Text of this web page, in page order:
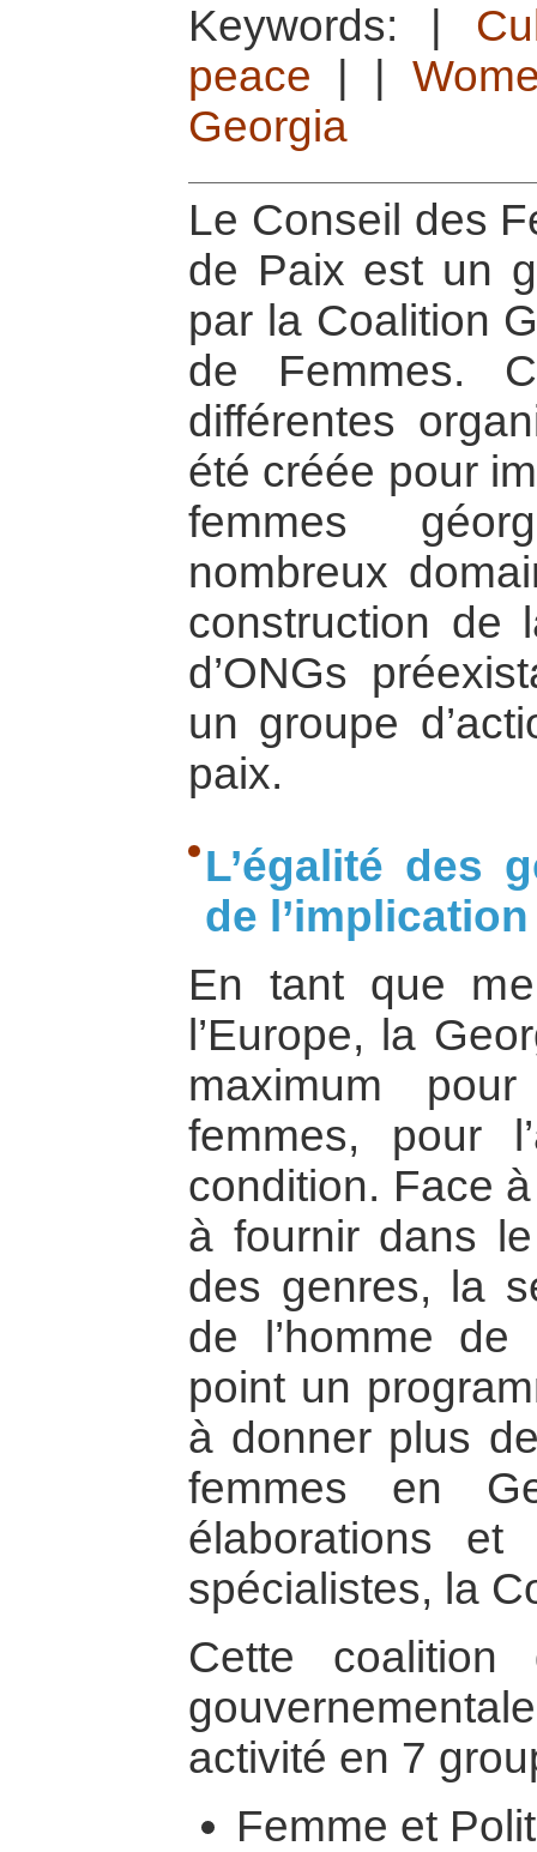
Keywords:
peace
Georgia
Le Conseil des
de Paix est un
par la Coalition
de Femmes.
différentes
été créée pour
femmes
nombreux
construction de
d’ONGs
un groupe
paix.
L’égalité des
de
En tant que
l’Europe, la
maximum
femmes, pour
condition. Face
à fournir dans
des genres, la
de l’homme
point un
à donner plus
femmes en
élaborations et
spécialistes, la
Cette coalition
activité en 7
Femme et